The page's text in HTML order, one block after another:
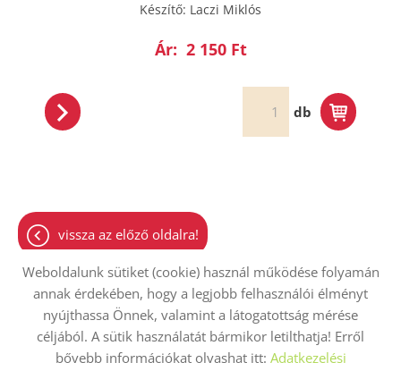
Készítő: Laczi Miklós
Ár: 2 150 Ft
db
vissza az előző oldalra!
Oldal információk Adatkezelési tájékoztató
ÁSZF
Impresszum
Elállási nyilatkozat Sütik kezelése
Weboldalunk sütiket (cookie) használ működése folyamán
annak érdekében, hogy a legjobb felhasználói élményt
nyújthassa Önnek, valamint a látogatottság mérése
céljából. A sütik használatát bármikor letilthatja! Erről
bővebb információkat olvashat itt: Adatkezelési